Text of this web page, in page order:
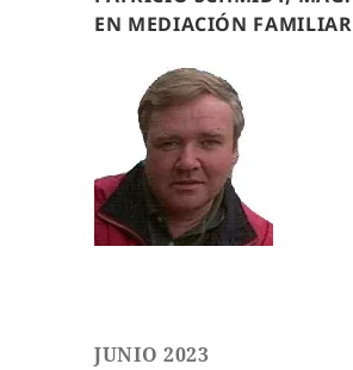
EN MEDIACIÓN FAMILIAR
JUNIO 2023